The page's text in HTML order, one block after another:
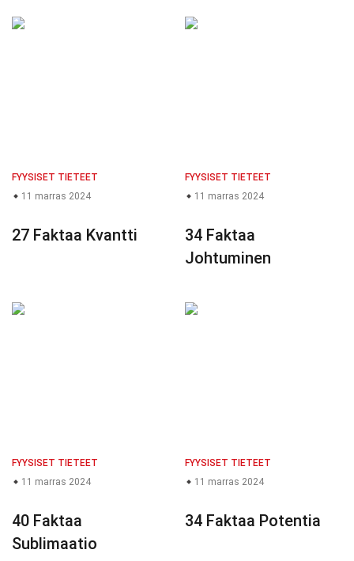
FYYSISET TIETEET
11 marras 2024
27 Faktaa Kvantti
FYYSISET TIETEET
11 marras 2024
34 Faktaa
Johtuminen
FYYSISET TIETEET
11 marras 2024
40 Faktaa
Sublimaatio
FYYSISET TIETEET
11 marras 2024
34 Faktaa Potentia